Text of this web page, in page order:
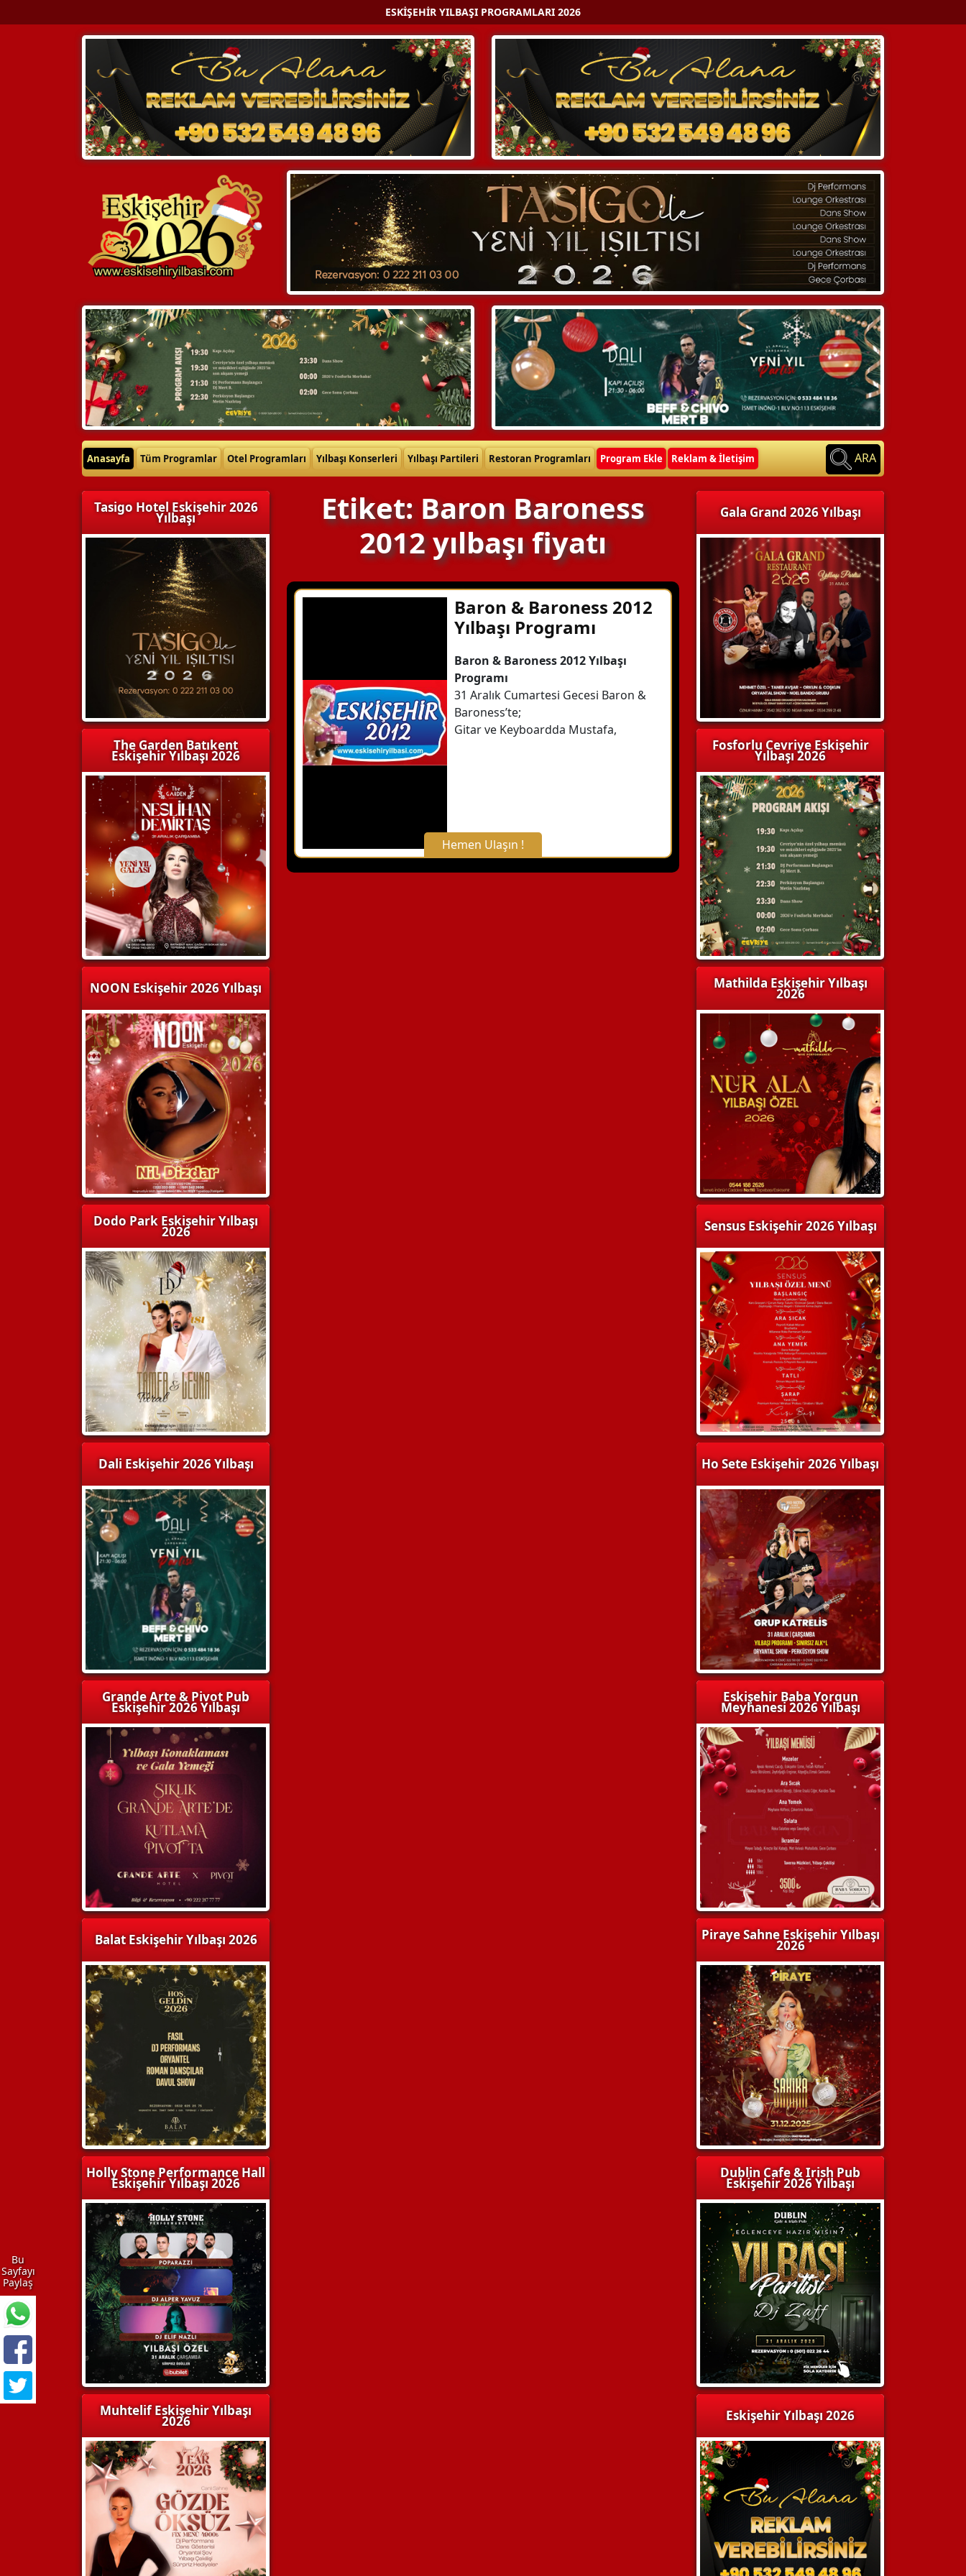
ESKIŞEHIR YILBAŞI PROGRAMLARI 2026
Anasayfa Tüm Programlar Otel Programları Yılbaşı Konserleri Yılbaşı Partileri Restoran Programları Program Ekle Reklam & İletişim ARA
Tasigo Hotel Eskişehir 2026
Yılbaşı
The Garden Batıkent
Eskişehir Yılbaşı 2026
NOON Eskişehir 2026 Yılbaşı
Dodo Park Eskişehir Yılbaşı
2026
Dali Eskişehir 2026 Yılbaşı
Grande Arte & Pivot Pub
Eskişehir 2026 Yılbaşı
Balat Eskişehir Yılbaşı 2026
Holly Stone Performance Hall
Eskişehir Yılbaşı 2026
Muhtelif Eskişehir Yılbaşı
2026
Etiket: Baron Baroness
2012 yılbaşı fiyatı
Baron & Baroness 2012
Yılbaşı Programı
Baron & Baroness 2012 Yılbaşı
Programı
31 Aralık Cumartesi Gecesi Baron &
Baroness’te;
Gitar ve Keyboardda Mustafa,
Hemen Ulaşın !
X Kapat
Gala Grand 2026 Yılbaşı
Fosforlu Cevriye Eskişehir
Yılbaşı 2026
Mathilda Eskişehir Yılbaşı
2026
Sensus Eskişehir 2026 Yılbaşı
Ho Sete Eskişehir 2026 Yılbaşı
Eskişehir Baba Yorgun
Meyhanesi 2026 Yılbaşı
Piraye Sahne Eskişehir Yılbaşı
2026
Dublin Cafe & Irish Pub
Eskişehir 2026 Yılbaşı
Eskişehir Yılbaşı 2026
Bu
Sayfayı
Paylaş